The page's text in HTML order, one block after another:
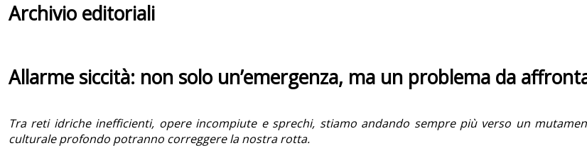
Archivio editoriali
Allarme siccità: non solo un’emergenza, ma un problema da
Tra reti idriche inefficienti, opere incompiute e sprechi, stiamo andando sempre più verso un
culturale profondo potranno correggere la nostra rotta.